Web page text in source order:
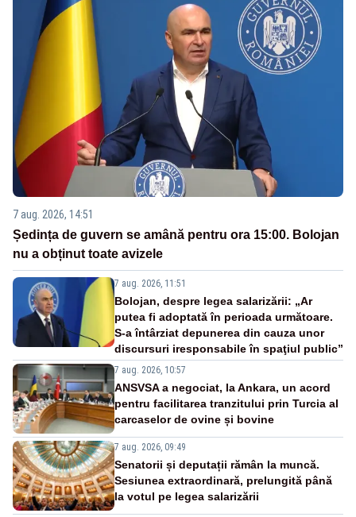
7 aug. 2026, 14:51
Ședința de guvern se amână pentru ora 15:00. Bolojan
nu a obținut toate avizele
7 aug. 2026, 11:51
Bolojan, despre legea salarizării: „Ar
putea fi adoptată în perioada următoare.
S-a întârziat depunerea din cauza unor
discursuri iresponsabile în spaţiul public”
7 aug. 2026, 10:57
ANSVSA a negociat, la Ankara, un acord
pentru facilitarea tranzitului prin Turcia al
carcaselor de ovine și bovine
7 aug. 2026, 09:49
Senatorii și deputații rămân la muncă.
Sesiunea extraordinară, prelungită până
la votul pe legea salarizării